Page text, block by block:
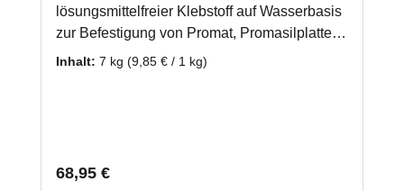
lösungsmittelfreier Klebstoff auf Wasserbasis
zur Befestigung von Promat, Promasilplatten
und Wärmedämmplatten. Auch zur
Abbindezeit: 8 h Laut Herstellerempfehlung
Inhalt: 7 kg (9,85 € / 1 kg)
Regulärer Preis:
68,95 €